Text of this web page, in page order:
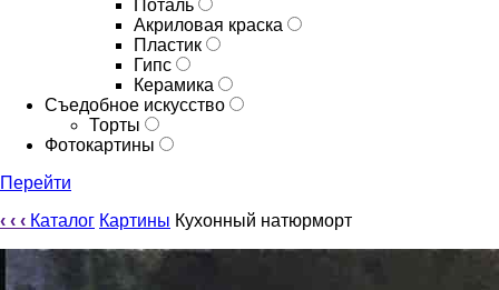
Поталь
Акриловая краска
Пластик
Гипс
Керамика
Съедобное искусство
Торты
Фотокартины
Перейти
‹ ‹ ‹ Каталог Картины Кухонный натюрморт